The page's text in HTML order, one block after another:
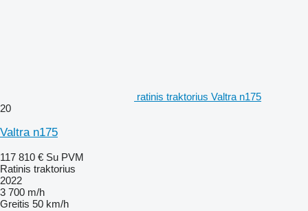
ratinis traktorius Valtra n175
20
Valtra n175
117 810 € Su PVM
Ratinis traktorius
2022
3 700 m/h
Greitis 50 km/h